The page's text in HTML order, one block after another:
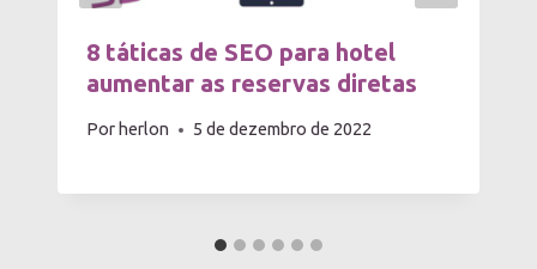
8 táticas de SEO para hotel
aumentar as reservas diretas
Por herlon 5 de dezembro de 2022